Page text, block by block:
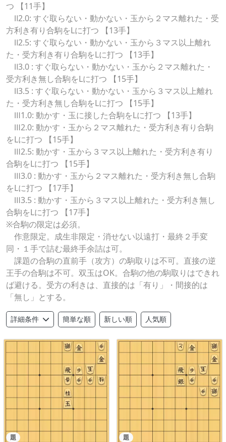
つ 【11手】
Ⅱ2.0: すぐ取らない・動かない・玉から２マス離れた・受
方利き有り合駒をLに打つ 【13手】
Ⅱ2.5: すぐ取らない・動かない・玉から３マス以上離れ
た・受方利き有り合駒をLに打つ 【13手】
Ⅱ3.0 : すぐ取らない・動かない・玉から２マス離れた・
受方利き無し合駒をLに打つ 【15手】
Ⅱ3.5 : すぐ取らない・動かない・玉から３マス以上離れ
た・受方利き無し合駒をLに打つ 【15手】
Ⅲ1.0: 動かす・玉に接した合駒をLに打つ 【13手】
Ⅲ2.0: 動かす・玉から２マス離れた・受方利き有り合駒
をLに打つ 【15手】
Ⅲ2.5: 動かす・玉から３マス以上離れた・受方利き有り
合駒をLに打つ 【15手】
Ⅲ3.0 : 動かす・玉から２マス離れた・受方利き無し合駒
をLに打つ 【17手】
Ⅲ3.5 : 動かす・玉から３マス以上離れた・受方利き無し
合駒をLに打つ 【17手】
※合駒の限定は必須。
作意限定。成生非限定・消せない以遠打・最終２手変
同・１手で詰む最終手余詰は可。
課題の合駒の直前手（攻方）の駒取りは不可。直接の逆
王手の合駒は不可。双玉はOK。合駒の他の駒取りはできれ
ば避ける。受方の利きは、直接的は「有り」・間接的は
「無し」とする。
詳細条件 簡単な順 新しい順 人気順
題 題